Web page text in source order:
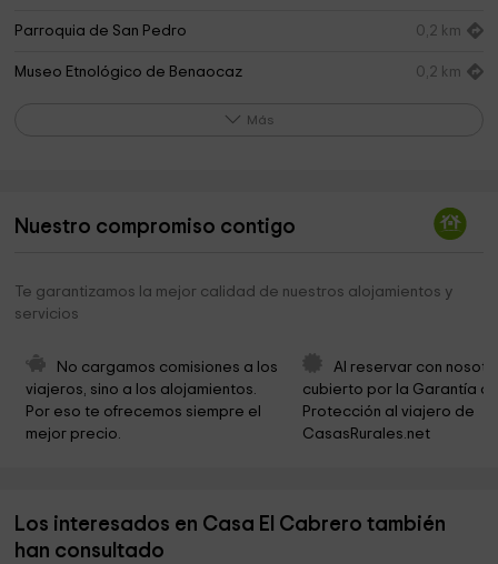
Parroquia de San Pedro 0,2 km
Museo Etnológico de Benaocaz 0,2 km
Las Caleras 1,6 km
Ermita del Calvario
Sendero La Calzada Romana
salto del cabrero
Cementerio 3,0 km
Ayuntamiento de Villaluenga del Rosario 3,1 km
Más
Nuestro compromiso contigo
Te garantizamos la mejor calidad de nuestros alojamientos y
servicios
No cargamos comisiones a los
viajeros, sino a los alojamientos.
Por eso te ofrecemos siempre el
mejor precio.
Al reservar con
cubierto por la Garantía
Protección al viajero de
CasasRurales.net
Los interesados en Casa El Cabrero también
han consultado